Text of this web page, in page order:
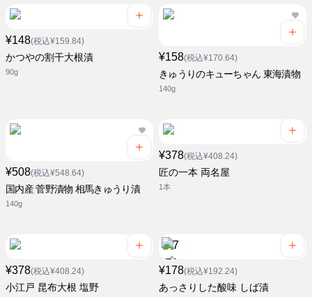
¥148(税込¥159.84)
かつやの割干大根漬
90g
¥158(税込¥170.64)
きゅうりのキューちゃん 東海漬物
140g
¥508(税込¥548.64)
国内産 菅野漬物 相馬きゅうり漬
140g
¥378(税込¥408.24)
匠の一本 両名屋
1本
¥378(税込¥408.24)
小江戸 昆布大根 塩野
¥178(税込¥192.24)
あっさりした酸味 しば漬